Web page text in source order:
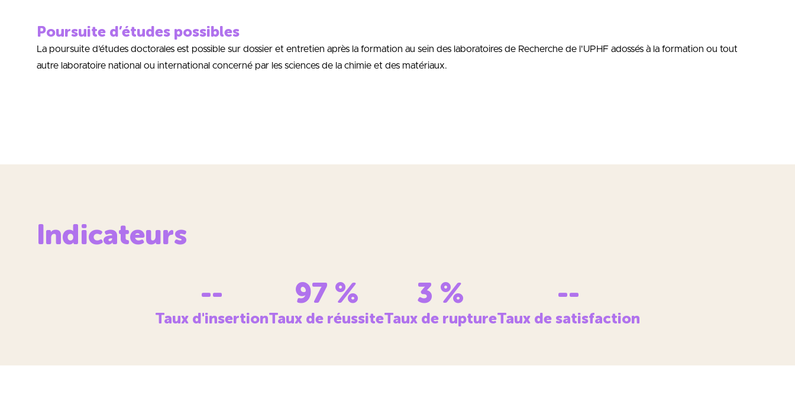
Poursuite d’études possibles
La poursuite d’études doctorales est possible sur dossier et entretien après la formation au sein des laboratoires de Recherche de l'UPHF adossés à la formation ou tout
autre laboratoire national ou international concerné par les sciences de la chimie et des matériaux.
Indicateurs
--
Taux d'insertion
97 %
Taux de réussite
3 %
Taux de rupture
--
Taux de satisfaction